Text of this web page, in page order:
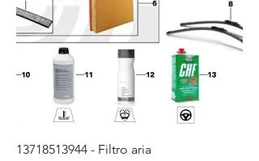
13718513944 - Filtro aria